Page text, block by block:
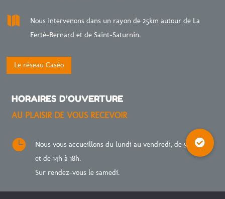

Nous intervenons dans un rayon de 25km autour de La
Ferté-Bernard et de Saint-Saturnin.
Le réseau Caséo
HORAIRES D'OUVERTURE
AU PLAISIR DE VOUS RECEVOIR

Nous vous accueillons du lundi au vendredi, de 9h à 12h
et de 14h à 18h.
Sur rendez-vous le samedi.